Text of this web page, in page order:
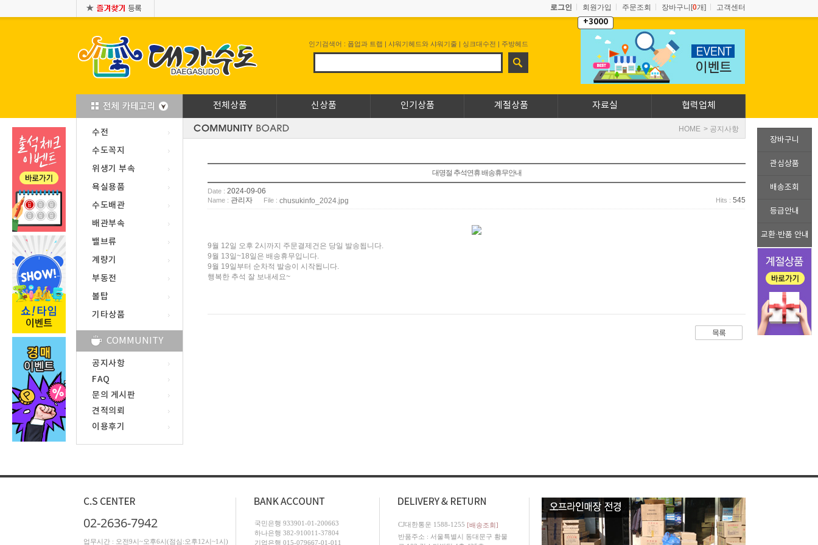
장바구니
관심상품
배송조회
등급안내
교환·반품 안내
+3000
로그인 회원가입 주문조회 장바구니[0개] 고객센터
인기검색어 : 폽업과 트랩 | 샤워기헤드와 샤워기줄 | 싱크대수전 | 주방헤드
전체상품 신상품 인기상품 계절상품 자료실 협력업체
수전
수도꼭지
위생기 부속
욕실용품
수도배관
배관부속
밸브류
계량기
부동전
볼탑
기타상품
COMMUNITY
공지사항
FAQ
문의 게시판
견적의뢰
이용후기
HOME > 공지사항
대명절 추석연휴 배송휴무안내
Date : 2024-09-06
Name : 관리자 File : chusukinfo_2024.jpg Hits : 545
9월 12일 오후 2시까지 주문결제건은 당일 발송됩니다.
9월 13일~18일은 배송휴무입니다.
9월 19일부터 순차적 발송이 시작됩니다.
행복한 추석 잘 보내세요~
02-2636-7942
업무시간 : 오전9시~오후6시(점심:오후12시~1시)
국민은행 933901-01-200663
하나은행 382-910011-37804
기업은행 015-079667-01-011
CJ대한통운 1588-1255 [배송조회]
반품주소 : 서울특별시 동대문구 황물